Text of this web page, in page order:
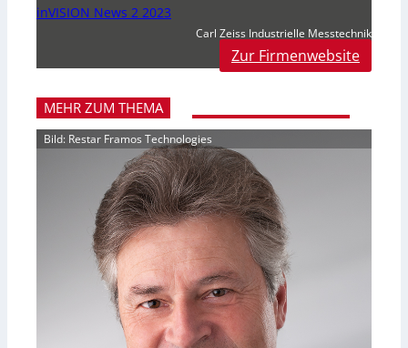
inVISION News 2 2023
Carl Zeiss Industrielle Messtechnik
Zur Firmenwebsite
MEHR ZUM THEMA
Bild: Restar Framos Technologies